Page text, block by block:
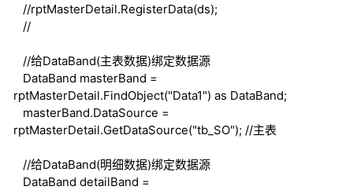
//rptMasterDetail.RegisterData(ds);
//
//给DataBand(主表数据)绑定数据源
DataBand masterBand =
rptMasterDetail.FindObject("Data1") as DataBand;
masterBand.DataSource =
rptMasterDetail.GetDataSource("tb_SO"); //主表
//给DataBand(明细数据)绑定数据源
DataBand detailBand =